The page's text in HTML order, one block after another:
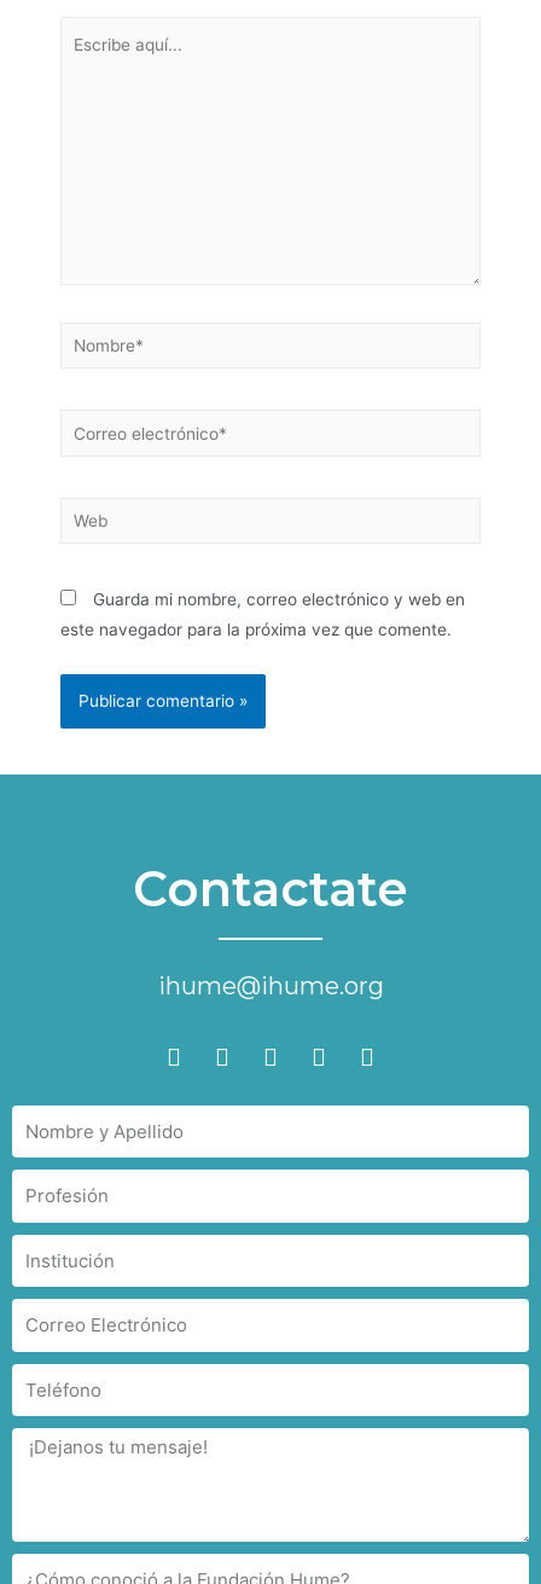
Guarda mi nombre, correo electrónico y web en
este navegador para la próxima vez que comente.
Contactate
ihume@ihume.org